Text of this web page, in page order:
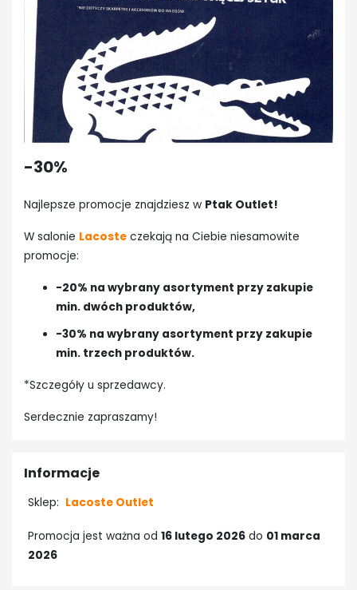
-30%
Najlepsze promocje znajdziesz w Ptak Outlet!
W salonie Lacoste czekają na Ciebie niesamowite
promocje:
-20% na wybrany asortyment przy zakupie
min. dwóch produktów,
-30% na wybrany asortyment przy zakupie
min. trzech produktów.
*Szczegóły u sprzedawcy.
Serdecznie zapraszamy!
Informacje
Sklep: Lacoste Outlet
Promocja jest ważna od 16 lutego 2026 do 01 marca
2026